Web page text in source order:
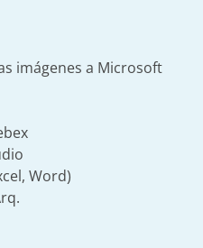
imágenes a Microsoft
Word)